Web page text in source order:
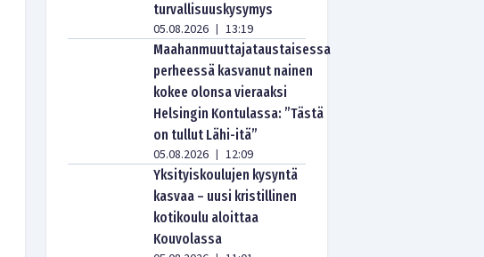
turvallisuuskysymys
05.08.2026 | 13:19
Maahanmuuttajataustaisessa
perheessä kasvanut nainen
kokee olonsa vieraaksi
Helsingin Kontulassa: ”Tästä
on tullut Lähi-itä”
05.08.2026 | 12:09
Yksityiskoulujen kysyntä
kasvaa – uusi kristillinen
kotikoulu aloittaa
Kouvolassa